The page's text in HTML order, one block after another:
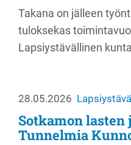
Takana on jälleen
tuloksekas
Lapsiystävällinen
28.05.2026
Sotkamon
Tunnelmia